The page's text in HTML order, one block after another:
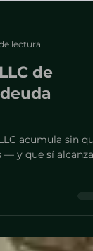
lectura
de
acumula sin que
y que sí alcanza